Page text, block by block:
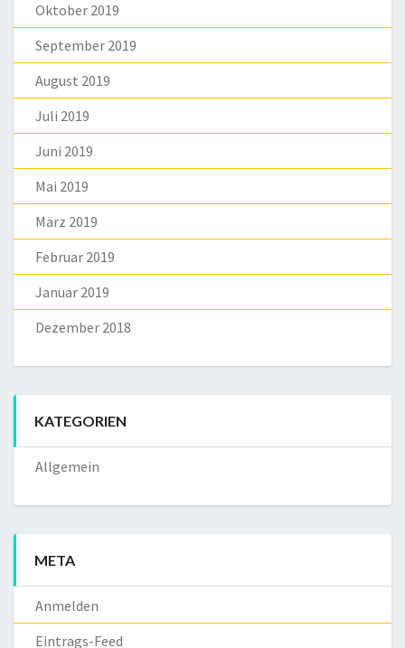
Oktober 2019
September 2019
August 2019
Juli 2019
Juni 2019
Mai 2019
März 2019
Februar 2019
Januar 2019
Dezember 2018
KATEGORIEN
Allgemein
META
Anmelden
Eintrags-Feed